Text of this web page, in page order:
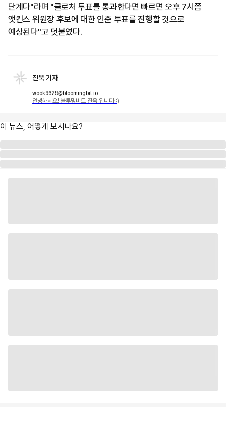
단계다"라며 "클로처 투표를 통과한다면 빠르면 오후 7시쯤
앳킨스 위원장 후보에 대한 인준 투표를 진행할 것으로
예상된다"고 덧붙였다.
진욱 기자
wook9629@bloomingbit.io
안녕하세요! 블루밍비트 진욱 입니다 :)
이 뉴스, 어떻게 보시나요?